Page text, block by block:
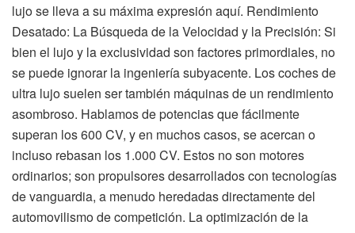
lujo se lleva a su máxima expresión aquí. Rendimiento
Desatado: La Búsqueda de la Velocidad y la Precisión: Si
bien el lujo y la exclusividad son factores primordiales, no
se puede ignorar la ingeniería subyacente. Los coches de
ultra lujo suelen ser también máquinas de un rendimiento
asombroso. Hablamos de potencias que fácilmente
superan los 600 CV, y en muchos casos, se acercan o
incluso rebasan los 1.000 CV. Estos no son motores
ordinarios; son propulsores desarrollados con tecnologías
de vanguardia, a menudo heredadas directamente del
automovilismo de competición. La optimización de la